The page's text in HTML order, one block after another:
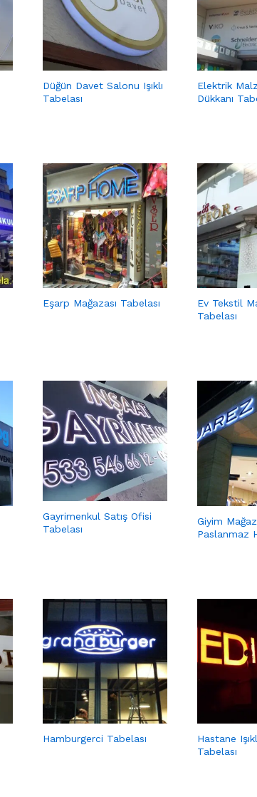
Düğün Davet Salonu Işıklı
Tabelası
Elektrik
Dükkanı
Eşarp Mağazası Tabelası
Ev Tekstil
Tabelası
Gayrimenkul Satış Ofisi
Tabelası
Giyim
Paslanmaz
Hamburgerci Tabelası
Hastane
Tabelası